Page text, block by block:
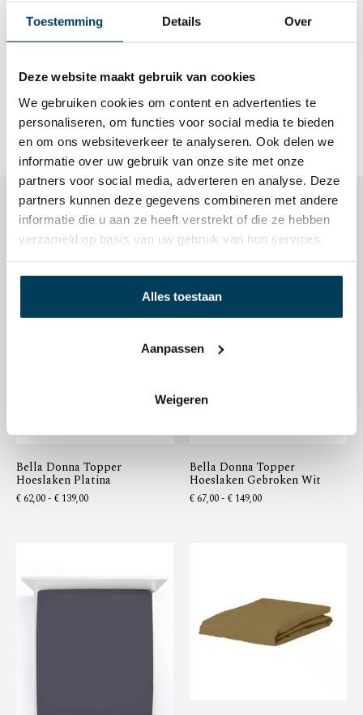
Toestemming Details Over
Deze website maakt gebruik van cookies
We gebruiken cookies om content en advertenties te
personaliseren, om functies voor social media te bieden
en om ons websiteverkeer te analyseren. Ook delen we
informatie over uw gebruik van onze site met onze
partners voor social media, adverteren en analyse. Deze
partners kunnen deze gegevens combineren met andere
informatie die u aan ze heeft verstrekt of die ze hebben
verzameld op basis van uw gebruik van hun services.
Alles toestaan
Aanpassen
Weigeren
Merk
Bella Donna
Kleur
Licht Antraciet
Gerelateerde producten
Bella Donna Topper
Hoeslaken Platina
€ 62,00- €139,00
Bella Donna Topper
Hoeslaken Gebroken Wit
€ 67,00- €149,00